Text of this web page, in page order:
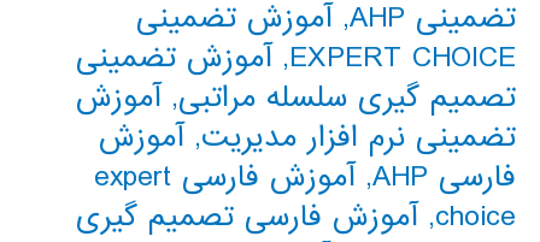
تضمینی AHP
,آموزش تضمینی
EXPERT CHOICE
,آموزش تضمینی
تصمیم گیری سلسله مراتبی,آموزش
تضمینی نرم افزار مدیریت,آموزش
فارسی AHP
,
آموزش فارسی expert
choice
,آموزش فارسی تصمیم گیری